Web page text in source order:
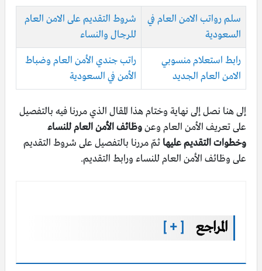
سلم رواتب الامن العام في
السعودية
شروط التقديم على الامن العام
للرجال والنساء
رابط استعلام منسوبي
الامن العام الجديد
راتب جندي الأمن العام وضباط
الأمن في السعودية
إلى هنا نصل إلى نهاية وختام هذا المقال الذي مررنا فيه بالتفصيل
على تعريف الأمن العام وعنوظائف الأمن العام للنساء
وخطوات التقديم عليها ثمّ مررنا بالتفصيل على شروط التقديم
على وظائف الأمن العام للنساء ورابط التقديم.
المراجع [ + ]